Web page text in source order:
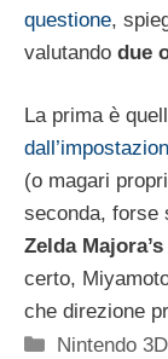
questione,
valutando due
La prima è
(o magari
seconda, forse
Zelda
certo,
che direzione
Categorie
Nintendo